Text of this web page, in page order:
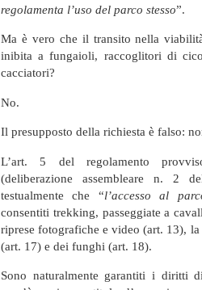
regolamenta l’uso del parco stesso”.
Ma è vero che il transito nella
inibita a fungaioli, raccoglitori di
cacciatori?
No.
Il presupposto della richiesta è falso:
L’art. 5 del regolamento
(deliberazione assembleare n. 2
testualmente che “l’accesso al
consentiti trekking, passeggiate a
riprese fotografiche e video (art. 13),
(art. 17) e dei funghi (art. 18).
Sono naturalmente garantiti i diritti